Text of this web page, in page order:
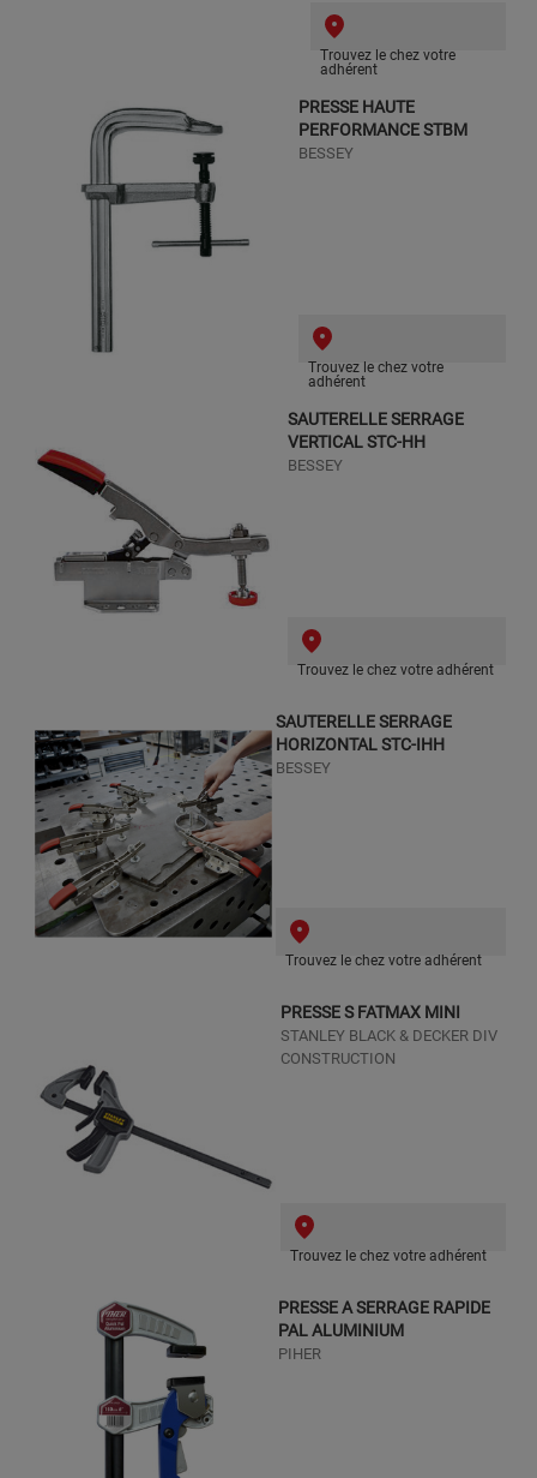
Trouvez le chez votre
adhérent
PRESSE HAUTE
PERFORMANCE STBM
BESSEY
Trouvez le chez votre
adhérent
SAUTERELLE SERRAGE
VERTICAL STC-HH
BESSEY
Trouvez le chez votre adhérent
SAUTERELLE SERRAGE
HORIZONTAL STC-IHH
BESSEY
Trouvez le chez votre adhérent
PRESSE S FATMAX MINI
STANLEY BLACK & DECKER DIV
CONSTRUCTION
Trouvez le chez votre adhérent
PRESSE A SERRAGE RAPIDE
PAL ALUMINIUM
PIHER